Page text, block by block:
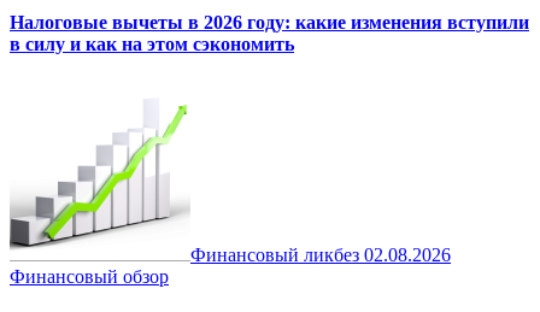
Налоговые вычеты в 2026 году: какие изменения вступили
в силу и как на этом сэкономить
Финансовый ликбез 02.08.2026
Финансовый обзор